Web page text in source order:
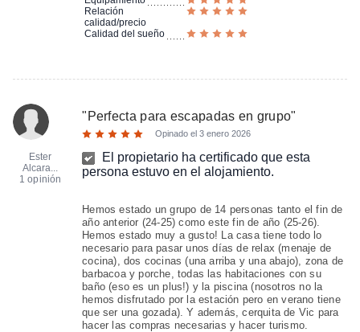
Relación
calidad/precio
Calidad del sueño
Ester
Alcara...
1 opinión
" Perfecta para escapadas en grupo"
Opinado el3 enero 2026
El propietario ha certificado que esta
persona estuvo en el alojamiento.
Hemos estado un grupo de 14 personas tanto el fin de
año anterior (24-25) como este fin de año (25-26).
Hemos estado muy a gusto! La casa tiene todo lo
necesario para pasar unos días de relax (menaje de
cocina), dos cocinas (una arriba y una abajo), zona de
barbacoa y porche, todas las habitaciones con su
baño (eso es un plus!) y la piscina (nosotros no la
hemos disfrutado por la estación pero en verano tiene
que ser una gozada). Y además, cerquita de Vic para
hacer las compras necesarias y hacer turismo.